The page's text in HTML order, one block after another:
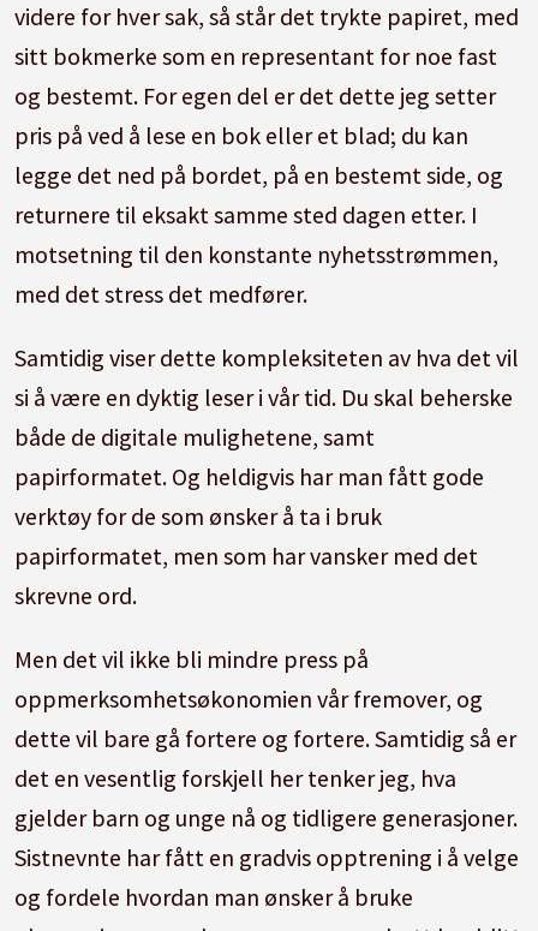
videre for hver sak, så står det trykte papiret, med
sitt bokmerke som en representant for noe fast
og bestemt. For egen del er det dette jeg setter
pris på ved å lese en bok eller et blad; du kan
legge det ned på bordet, på en bestemt side, og
returnere til eksakt samme sted dagen etter. I
motsetning til den konstante nyhetsstrømmen,
med det stress det medfører.
Samtidig viser dette kompleksiteten av hva det vil
si å være en dyktig leser i vår tid. Du skal beherske
både de digitale mulighetene, samt
papirformatet. Og heldigvis har man fått gode
verktøy for de som ønsker å ta i bruk
papirformatet, men som har vansker med det
skrevne ord.
Men det vil ikke bli mindre press på
oppmerksomhetsøkonomien vår fremover, og
dette vil bare gå fortere og fortere. Samtidig så er
det en vesentlig forskjell her tenker jeg, hva
gjelder barn og unge nå og tidligere generasjoner.
Sistnevnte har fått en gradvis opptrening i å velge
og fordele hvordan man ønsker å bruke